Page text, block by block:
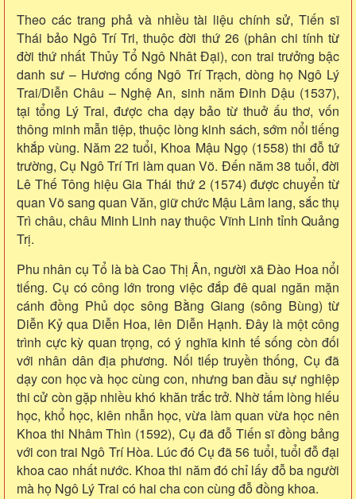
Theo các trang phả và nhiều tài liệu chính sử, Tiến sĩ
Thái bảo Ngô Trí Tri, thuộc đời thứ 26 (phân chi tính từ
đời thứ nhất Thủy Tổ Ngô Nhât Đại), con trai trưởng bậc
danh sư – Hương cống Ngô Trí Trạch, dòng họ Ngô Lý
Trai/Diễn Châu – Nghệ An, sinh năm Đinh Dậu (1537),
tại tổng Lý Trai, được cha dạy bảo từ thuở ấu thơ, vốn
thông minh mẫn tiệp, thuộc lòng kinh sách, sớm nổi tiếng
khắp vùng. Năm 22 tuổi, Khoa Mậu Ngọ (1558) thi đỗ tứ
trường, Cụ Ngô Trí Tri làm quan Võ. Đến năm 38 tuổi, đời
Lê Thế Tông hiệu Gia Thái thứ 2 (1574) được chuyển từ
quan Võ sang quan Văn, giữ chức Mậu Lâm lang, sắc thụ
Trì châu, châu Minh Linh nay thuộc Vĩnh Linh tỉnh Quảng
Trị.
Phu nhân cụ Tổ là bà Cao Thị Ân, người xã Đào Hoa nổi
tiếng. Cụ có công lớn trong việc đắp đê quai ngăn mặn
cánh đồng Phủ dọc sông Bằng Giang (sông Bùng) từ
Diễn Kỷ qua Diễn Hoa, lên Diễn Hạnh. Đây là một công
trình cực kỳ quan trọng, có ý nghĩa kinh tế sống còn đối
với nhân dân địa phương. Nối tiếp truyền thống, Cụ đã
dạy con học và học cùng con, nhưng ban đầu sự nghiệp
thi cử còn gặp nhiều khó khăn trắc trở. Nhờ tấm lòng hiếu
học, khổ học, kiên nhẫn học, vừa làm quan vừa học nên
Khoa thi Nhâm Thìn (1592), Cụ đã đỗ Tiến sĩ đồng bảng
với con trai Ngô Trí Hòa. Lúc đó Cụ đã 56 tuổi, tuổi đỗ đại
khoa cao nhất nước. Khoa thi năm đó chỉ lấy đỗ ba người
mà họ Ngô Lý Trai có hai cha con cùng đỗ đồng khoa.